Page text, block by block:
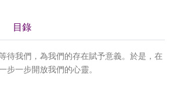
目錄
待我們，為我們的存在賦予意義。於是，在
步一步開放我們的心靈。